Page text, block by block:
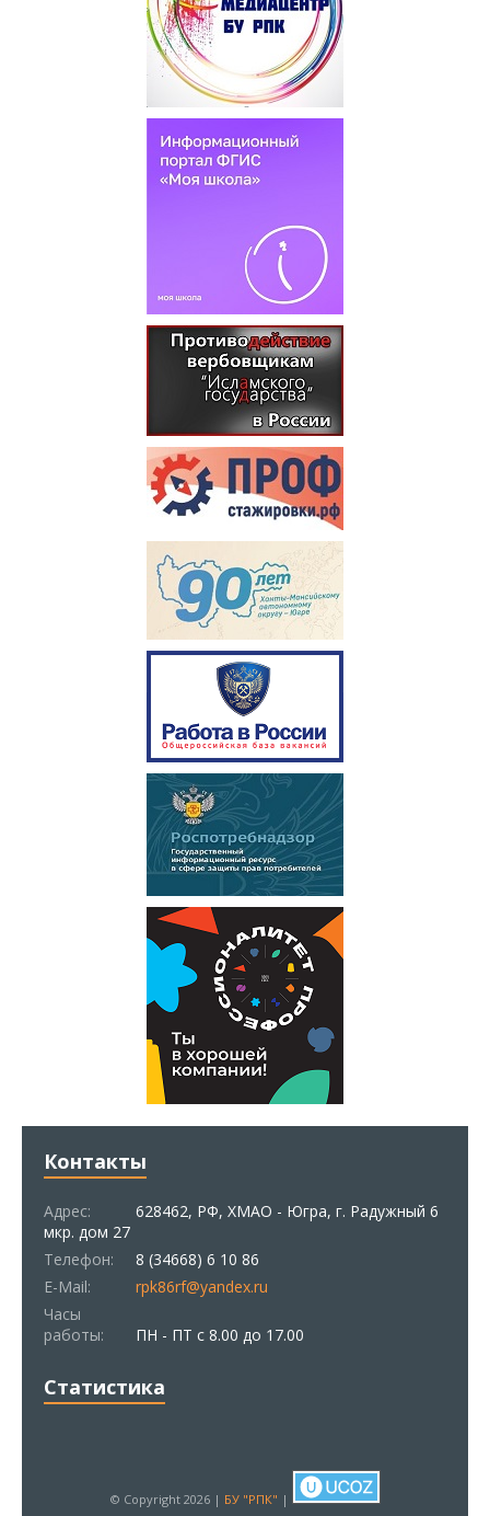
Контакты
Адрес:
628462, РФ, ХМАО - Югра, г. Радужный 6
мкр. дом 27
Телефон:
8 (34668) 6 10 86
E-Mail:
rpk86rf@yandex.ru
Часы
работы:
ПН - ПТ с 8.00 до 17.00
Статистика
© Copyright 2026 | БУ "РПК" |